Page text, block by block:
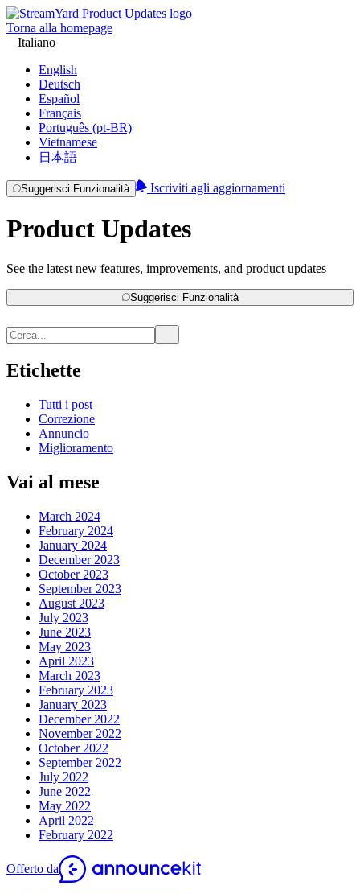
Torna alla homepage
Italiano
English
Deutsch
Español
Français
Português (pt-BR)
Vietnamese
日本語
Suggerisci Funzionalità Iscriviti agli aggiornamenti
Product Updates
See the latest new features, improvements, and product updates
Suggerisci Funzionalità
Etichette
Tutti i post
Correzione
Annuncio
Miglioramento
Vai al mese
March 2024
February 2024
January 2024
December 2023
October 2023
September 2023
August 2023
July 2023
June 2023
May 2023
April 2023
March 2023
February 2023
January 2023
December 2022
November 2022
October 2022
September 2022
July 2022
June 2022
May 2022
April 2022
February 2022
Offerto da